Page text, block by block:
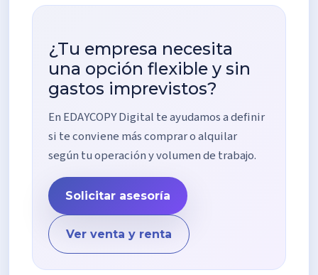
¿Tu empresa necesita
una opción flexible y sin
gastos imprevistos?
En EDAYCOPY Digital te ayudamos a definir
si te conviene más comprar o alquilar
según tu operación y volumen de trabajo.
Solicitar asesoría
Ver venta y renta